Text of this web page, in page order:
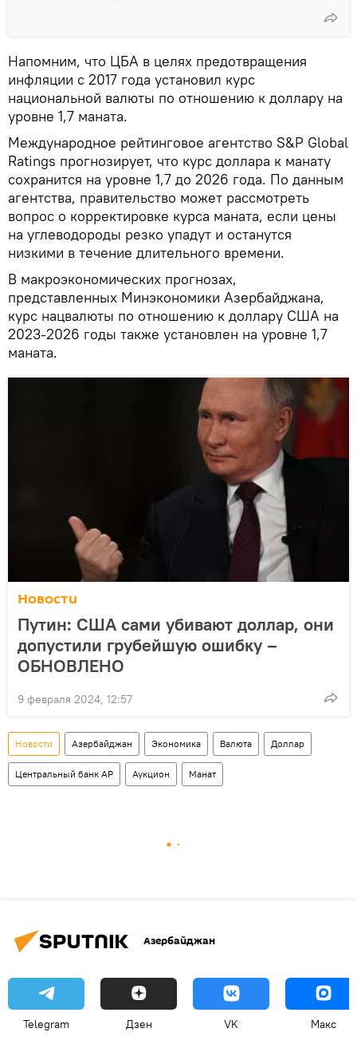
Напомним, что ЦБА в целях предотвращения
инфляции с 2017 года установил курс
национальной валюты по отношению к доллару на
уровне 1,7 маната.
Международное рейтинговое агентство S&P Global
Ratings прогнозирует, что курс доллара к манату
сохранится на уровне 1,7 до 2026 года. По данным
агентства, правительство может рассмотреть
вопрос о корректировке курса маната, если цены
на углеводороды резко упадут и останутся
низкими в течение длительного времени.
В макроэкономических прогнозах,
представленных Минэкономики Азербайджана,
курс нацвалюты по отношению к доллару США на
2023-2026 годы также установлен на уровне 1,7
маната.
Новости
Путин: США сами убивают доллар, они
допустили грубейшую ошибку –
ОБНОВЛЕНО
9 февраля 2024, 12:57
Новости Азербайджан Экономика Валюта Доллар
Центральный банк АР Аукцион Манат
Азербайджан
Telegram Дзен VK Макс